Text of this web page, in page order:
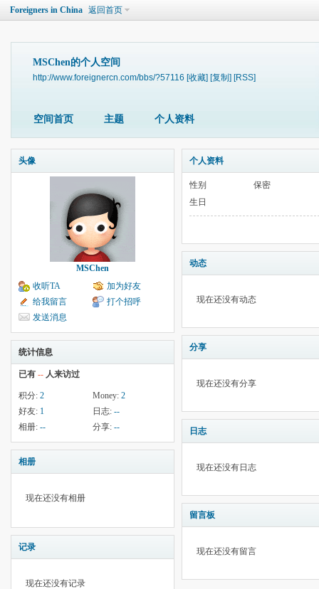
Foreigners in China 返回首页
MSChen的个人空间
http://www.foreignercn.com/bbs/?57116 [收藏] [复制] [RSS]
空间首页 主题 个人资料
头像
MSChen
收听TA
加为好友
给我留言
打个招呼
发送消息
统计信息
已有 -- 人来访过
积分: 2 Money: 2
好友: 1 日志: --
相册: -- 分享: --
相册
现在还没有相册
记录
现在还没有记录
个人资料
性别
保密
生日
动态
现在还没有动态
分享
现在还没有分享
日志
现在还没有日志
留言板
现在还没有留言